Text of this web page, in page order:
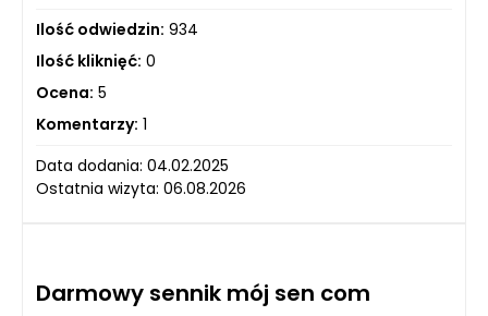
Ilość odwiedzin: 934
Ilość kliknięć: 0
Ocena: 5
Komentarzy: 1
Data dodania: 04.02.2025
Ostatnia wizyta: 06.08.2026
Darmowy sennik mój sen com